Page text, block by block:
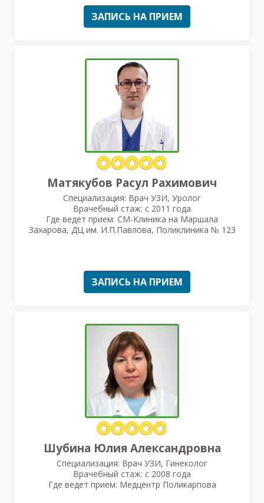
ЗАПИСЬ НА ПРИЕМ
Матякубов Расул Рахимович
Специализация: Врач УЗИ, Уролог
Врачебный стаж: с 2011 года
Где ведет прием: СМ-Клиника на Маршала
Захарова, ДЦ им. И.П.Павлова, Поликлиника № 123
ЗАПИСЬ НА ПРИЕМ
Шубина Юлия Александровна
Специализация: Врач УЗИ, Гинеколог
Врачебный стаж: с 2008 года
Где ведет прием: Медцентр Поликарпова